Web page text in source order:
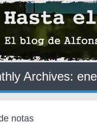
Archives:
notas